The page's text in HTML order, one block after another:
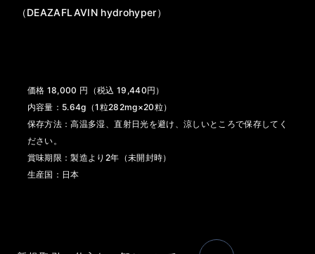
（DEAZAFLAVIN hydrohyper）
価格 18,000 円（税込 19,440円）
内容量：5.64g（1粒282mg×20粒）
保存方法：高温多湿、直射日光を避け、涼しいところで保存してく
ださい。
賞味期限：製造より2年（未開封時）
生産国：日本